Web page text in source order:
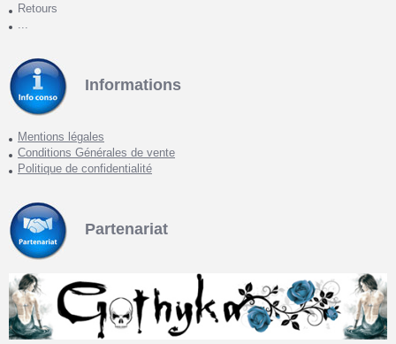
Retours
Informations
Mentions légales
Conditions Générales de vente
Politique de confidentialité
Partenariat